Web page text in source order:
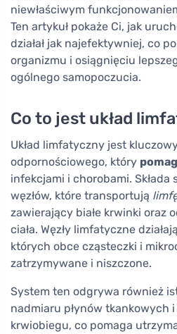
niewłaściwym
Ten artykuł pokaże Ci, jak
działał jak najefektywniej, co
organizmu i osiągnięciu
ogólnego samopoczucia.
Co to jest układ
Układ limfatyczny jest
odpornościowego, który
infekcjami i chorobami. Składa
węzłów, które transportują
zawierający białe krwinki oraz
ciała. Węzły limfatyczne
których obce cząsteczki i
zatrzymywane i niszczone.
System ten odgrywa również
nadmiaru płynów tkankowych
krwiobiegu, co pomaga